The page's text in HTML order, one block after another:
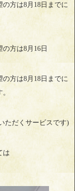
の方は8月18日までに
方は8月16日
の方は8月18日までに
ただくサービスです)
は